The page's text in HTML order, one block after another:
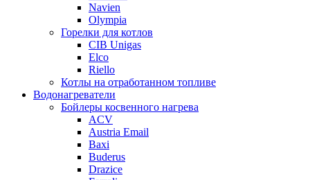
Navien
Olympia
Горелки для котлов
CIB Unigas
Elco
Riello
Котлы на отработанном топливе
Водонагреватели
Бойлеры косвенного нагрева
ACV
Austria Email
Baxi
Buderus
Drazice